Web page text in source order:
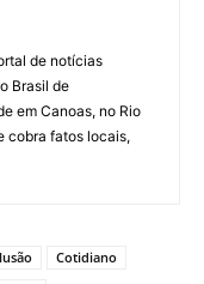
de notícias
Brasil de
em Canoas, no Rio
cobra fatos locais,
Cotidiano